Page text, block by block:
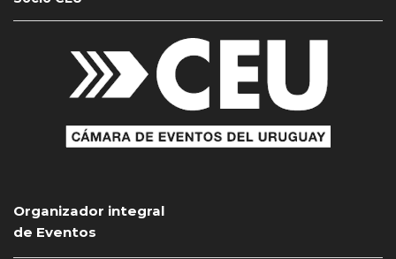
Organizador integral
de Eventos